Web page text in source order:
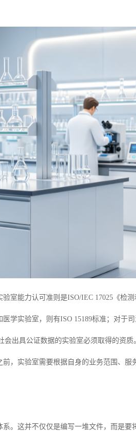
室能力认可准则是ISO/IEC 17025《检
学实验室，则有ISO 15189标准；对于
出具公证数据的实验室必须取得的资质
，实验室需要根据自身的业务范围、服
。这并不仅仅是编写一堆文件，而是要